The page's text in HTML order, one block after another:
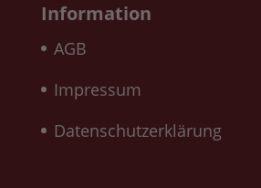
Information
AGB
Impressum
Datenschutzerklärung